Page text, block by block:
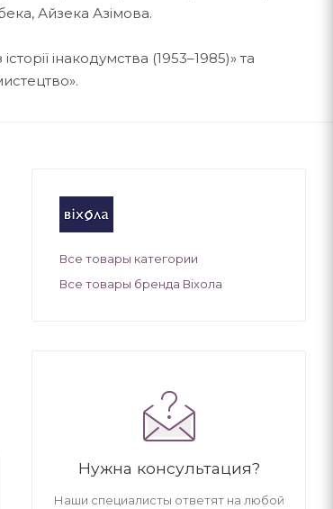
Айзека Азімова.
інакодумства (1953–1985)» та
Все товары категории
Все товары бренда Віхола
Нужна консультация?
Наши специалисты ответят на любой